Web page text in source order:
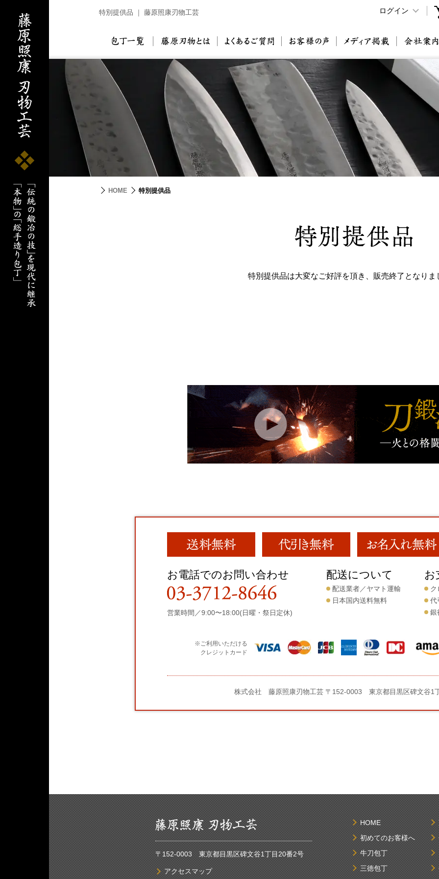
特別提供品 ｜ 藤原照康刃物工芸 ログイン
包丁一覧 藤原刃物とは よくあるご質問 お客様の声 メディア掲載
HOME 特別提供品
特別提供品は大変なご好評を頂き、販売終了となりま
お電話でのお問い合わせ
営業時間／9:00〜18:00(日曜・祭日定休)
配送について
配送業者／ヤマト運輸
日本国内送料無料
お
ク
代
銀
※ご利用いただける
クレジットカード
株式会社 藤原照康刃物工芸〒152-0003 東京都目黒区碑文谷1
〒152-0003 東京都目黒区碑文谷1丁目20番2号
アクセスマップ
HOME
初めてのお客様へ
牛刀包丁
三徳包丁